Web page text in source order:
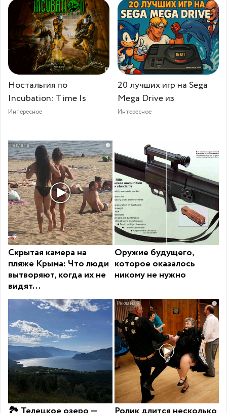
Ностальгия по
Incubation: Time Is
Интересное
20 лучших игр на Sega
Mega Drive из
Интересное
i
Скрытая камера на
пляже Крыма: Что люди
вытворяют, когда их не
видят...
Оружие будущего,
которое оказалось
никому не нужно
i